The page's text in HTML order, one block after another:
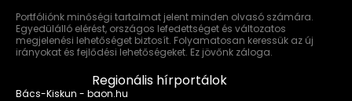
Portfóliónk minőségi tartalmat jelent minden olvasó számára.
Egyedülálló elérést, országos lefedettséget és változatos
megjelenési lehetőséget biztosít. Folyamatosan keressük az új
irányokat és fejlődési lehetőségeket. Ez jövőnk záloga.
Regionális hírportálok
Bács-Kiskun - baon.hu